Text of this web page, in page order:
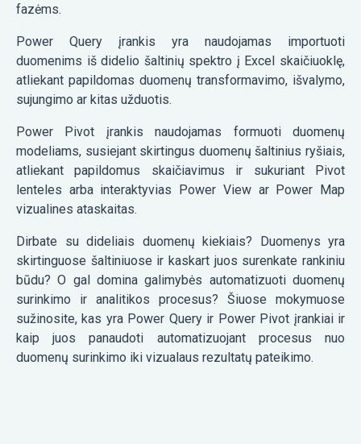
fazėms.
Power Query įrankis yra naudojamas importuoti
duomenims iš didelio šaltinių spektro į Excel skaičiuoklę,
atliekant papildomas duomenų transformavimo, išvalymo,
sujungimo ar kitas užduotis.
Power Pivot įrankis naudojamas formuoti duomenų
modeliams, susiejant skirtingus duomenų šaltinius ryšiais,
atliekant papildomus skaičiavimus ir sukuriant Pivot
lenteles arba interaktyvias Power View ar Power Map
vizualines ataskaitas.
Dirbate su dideliais duomenų kiekiais? Duomenys yra
skirtinguose šaltiniuose ir kaskart juos surenkate rankiniu
būdu? O gal domina galimybės automatizuoti duomenų
surinkimo ir analitikos procesus? Šiuose mokymuose
sužinosite, kas yra Power Query ir Power Pivot įrankiai ir
kaip juos panaudoti automatizuojant procesus nuo
duomenų surinkimo iki vizualaus rezultatų pateikimo.